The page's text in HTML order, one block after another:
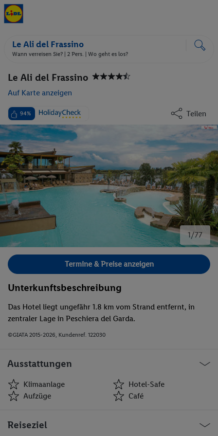
Le Ali del Frassino
Wann verreisen Sie? | 2 Pers. | Wo geht es los?
Le Ali del Frassino
Auf Karte anzeigen
94% Teilen
1/77
Bild 1 von 77.
Termine & Preise anzeigen
Unterkunftsbeschreibung
Das Hotel liegt ungefähr 1.8 km vom Strand entfernt, in
zentraler Lage in Peschiera del Garda.
©GIATA 2015-2026, Kundenref. 122030
Ausstattungen
Klimaanlage
Hotel-Safe
Aufzüge
Café
Aufzüge
Reiseziel